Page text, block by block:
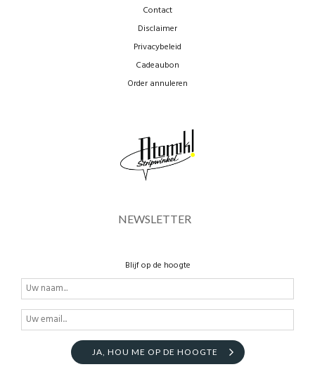
Contact
Disclaimer
Privacybeleid
Cadeaubon
Order annuleren
NEWSLETTER
Blijf op de hoogte
JA, HOU ME OP DE HOOGTE